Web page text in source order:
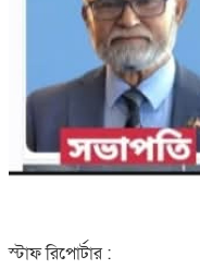
স্টাফ রিপোর্টার :